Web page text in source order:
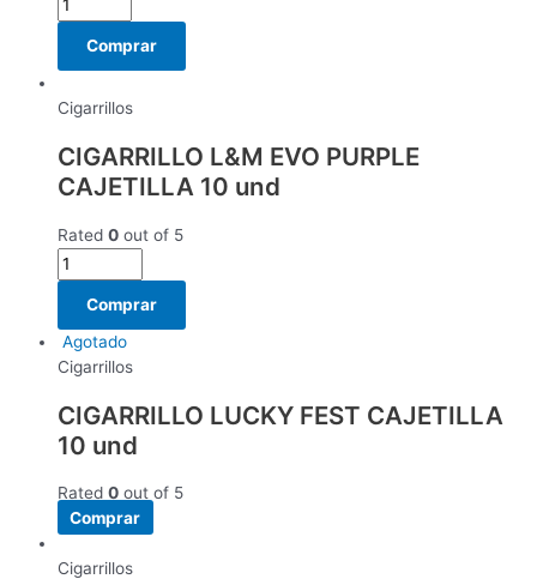
Comprar
Cigarrillos
CIGARRILLO L&M EVO PURPLE
CAJETILLA 10 und
Rated 0 out of 5
Comprar
Agotado
Cigarrillos
CIGARRILLO LUCKY FEST CAJETILLA
10 und
Rated 0 out of 5
Comprar
Cigarrillos